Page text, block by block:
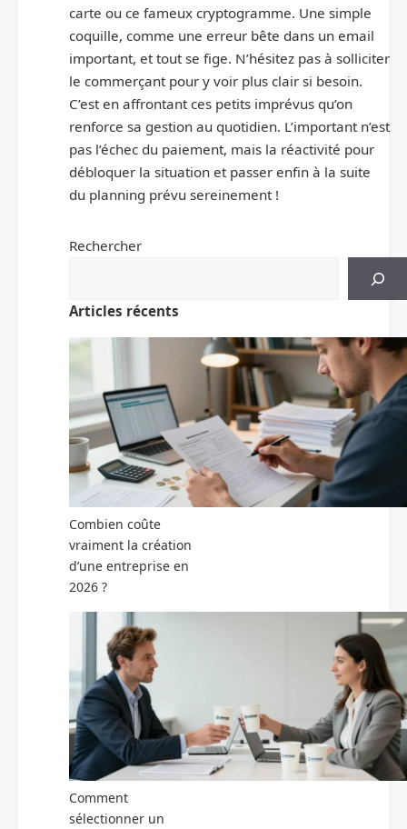
carte ou ce fameux cryptogramme. Une simple
coquille, comme une erreur bête dans un email
important, et tout se fige. N’hésitez pas à solliciter
le commerçant pour y voir plus clair si besoin.
C’est en affrontant ces petits imprévus qu’on
renforce sa gestion au quotidien. L’important n’est
pas l’échec du paiement, mais la réactivité pour
débloquer la situation et passer enfin à la suite
du planning prévu sereinement !
Rechercher
Articles récents
Combien coûte
vraiment la création
d’une entreprise en
2026 ?
Comment
sélectionner un